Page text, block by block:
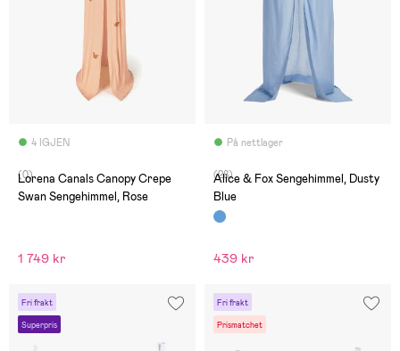
4 IGJEN
(0)
Lorena Canals Canopy Crepe
Swan Sengehimmel, Rose
1 749 kr
På nettlager
(28)
Alice & Fox Sengehimmel, Dusty
Blue
439 kr
Fri frakt
Superpris
Fri frakt
Prismatchet